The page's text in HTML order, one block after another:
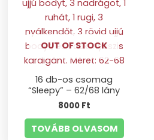
OUT OF STOCK
16 db-os csomag
“Sleepy” – 62/68 lány
8000 Ft
TOVÁBB OLVASOM